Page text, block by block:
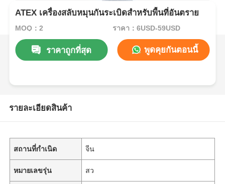
ATEX เครื่องสลับหมุนกันระเบิดสําหรับพื้นที่อันตราย
MOQ：2 ราคา：6USD-59USD
ราคาถูกที่สุด พูดคุยกันตอนนี้
รายละเอียดสินค้า
สถานที่กำเนิด จีน
หมายเลขรุ่น สว